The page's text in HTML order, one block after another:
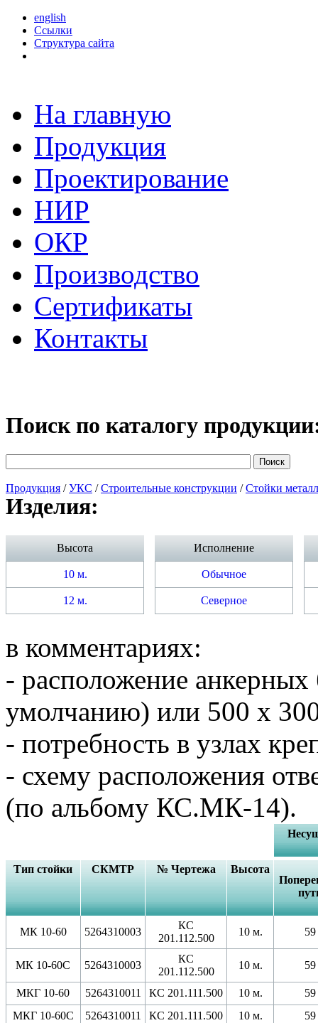
english
Ссылки
Структура сайта
На главную
Продукция
Проектирование
НИР
ОКР
Производство
Сертификаты
Контакты
Поиск по каталогу
Продукция /УКС /Строительные конструкции /Стойки
Изделия:
Высота
10 м.
12 м.
Исполнение
Обычное
Северное
в комментариях:
- расположение
умолчанию) или 500 х
- потребность в узлах
- схему расположения
(по альбому КС.МК-14).
Тип стойки СКМТР № Чертежа Высота
МК 10-60 5264310003
КС
201.112.500
10 м. 59
МК 10-60С 5264310003
КС
201.112.500
10 м. 59
МКГ 10-60 5264310011 КС 201.111.500 10 м.
59
МКГ 10-60С
5264310011 КС 201.111.500 10 м. 59